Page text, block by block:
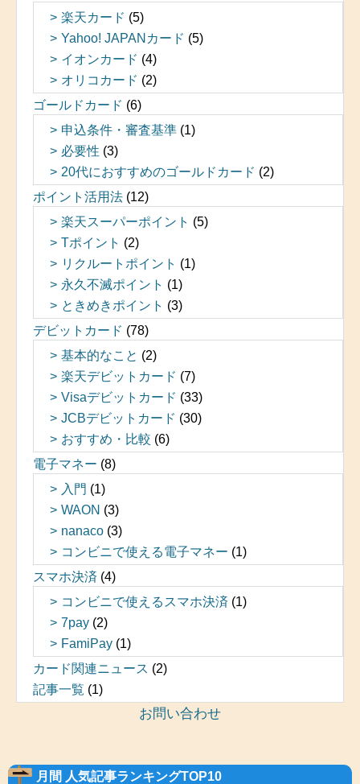
楽天カード (5)
Yahoo! JAPANカード (5)
イオンカード (4)
オリコカード (2)
ゴールドカード (6)
申込条件・審査基準 (1)
必要性 (3)
20代におすすめのゴールドカード (2)
ポイント活用法 (12)
楽天スーパーポイント (5)
Tポイント (2)
リクルートポイント (1)
永久不滅ポイント (1)
ときめきポイント (3)
デビットカード (78)
基本的なこと (2)
楽天デビットカード (7)
Visaデビットカード (33)
JCBデビットカード (30)
おすすめ・比較 (6)
電子マネー (8)
入門 (1)
WAON (3)
nanaco (3)
コンビニで使える電子マネー (1)
スマホ決済 (4)
コンビニで使えるスマホ決済 (1)
7pay (2)
FamiPay (1)
カード関連ニュース (2)
記事一覧 (1)
お問い合わせ
月間 人気記事ランキングTOP10